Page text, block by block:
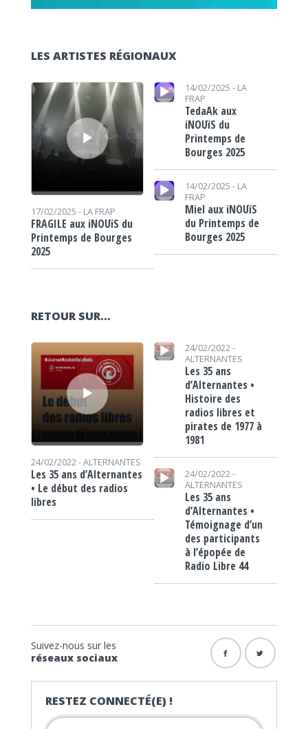
LES ARTISTES RÉGIONAUX
Lecteur audio
17/02/2025 - LA FRAP
FRAGILE aux iNOUïS du
Printemps de Bourges
2025
Lecteur audio 14/02/2025 - LA
FRAP
TedaAk aux
iNOUïS du
Printemps de
Bourges 2025
Lecteur audio
14/02/2025 - LA
FRAP
Miel aux iNOUïS
du Printemps de
Bourges 2025
RETOUR SUR…
Lecteur audio
24/02/2022 -ALTERNANTES
Les 35 ans d’Alternantes
• Le début des radios
libres
Lecteur audio
24/02/2022 -
ALTERNANTES
Les 35 ans
d’Alternantes •
Histoire des
radios libres et
pirates de 1977 à
1981
Lecteur audio
24/02/2022 -
ALTERNANTES
Les 35 ans
d’Alternantes •
Témoignage d’un
des participants
à l’épopée de
Radio Libre 44
Suivez-nous sur les
réseaux sociaux
RESTEZ CONNECTÉ(E) !